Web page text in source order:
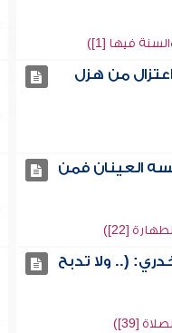
فيها [1])
من هزل
العينان فمن
[22])
(.. ولا تدبح
[39])